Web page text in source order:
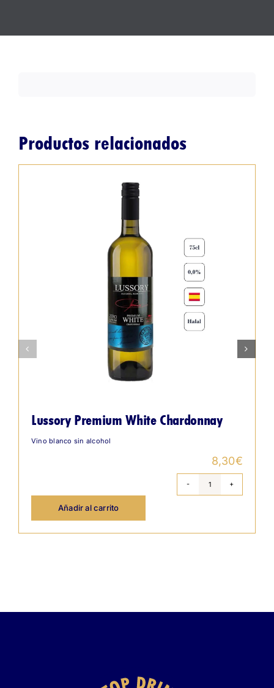
Productos relacionados
Lussory Premium White Chardonnay
Vino blanco sin alcohol
8,30€
Lussory
Premium
Añadir al carrito